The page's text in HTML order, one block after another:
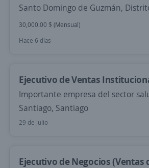
Santo Domingo de Guzmán,
30,000.00 $ (Mensual)
Hace 6 días
Ejecutivo de Ventas
Importante empresa del sector
Santiago, Santiago
29 de julio
Ejecutivo de Negocios (Ventas